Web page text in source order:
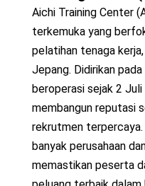
Aichi Training Center
terkemuka yang
pelatihan tenaga
Jepang. Didirikan
beroperasi sejak 2
membangun reputasi
rekrutmen terpercaya.
banyak perusahaan
memastikan peserta